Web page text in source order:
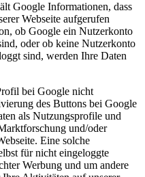
Google Informationen, dass
Webseite aufgerufen
ob Google ein Nutzerkonto
oder ob keine Nutzerkonto
sind, werden Ihre Daten
bei Google nicht
des Buttons bei Google
als Nutzungsprofile und
und/oder
Eine solche
für nicht eingeloggte
Werbung und um andere